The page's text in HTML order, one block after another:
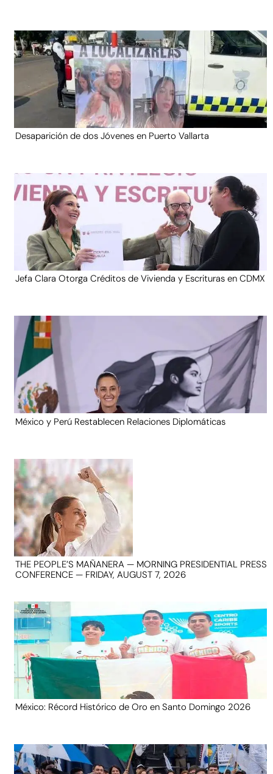
Desaparición de dos Jóvenes en Puerto Vallarta
Jefa Clara Otorga Créditos de Vivienda y Escrituras en CDMX
México y Perú Restablecen Relaciones Diplomáticas
THE PEOPLE’S MAÑANERA — MORNING PRESIDENTIAL PRESS
CONFERENCE — FRIDAY, AUGUST 7, 2026
México: Récord Histórico de Oro en Santo Domingo 2026